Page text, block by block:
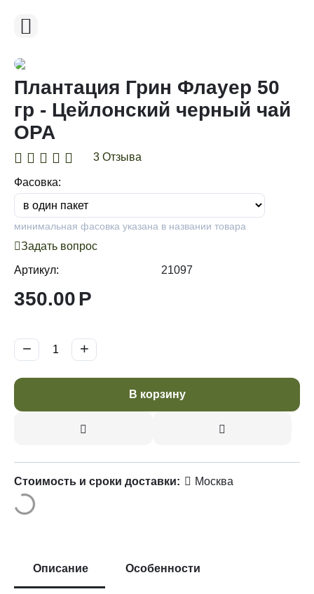
Плантация Грин Флауер 50
гр - Цейлонский черный чай
OPA
3 Отзыва
Фасовка:
минимальная фасовка указана в названии товара
Задать вопрос
Артикул:
21097
350.00Р
+
−
В корзину
Стоимость и сроки доставки: Москва
Описание Особенности